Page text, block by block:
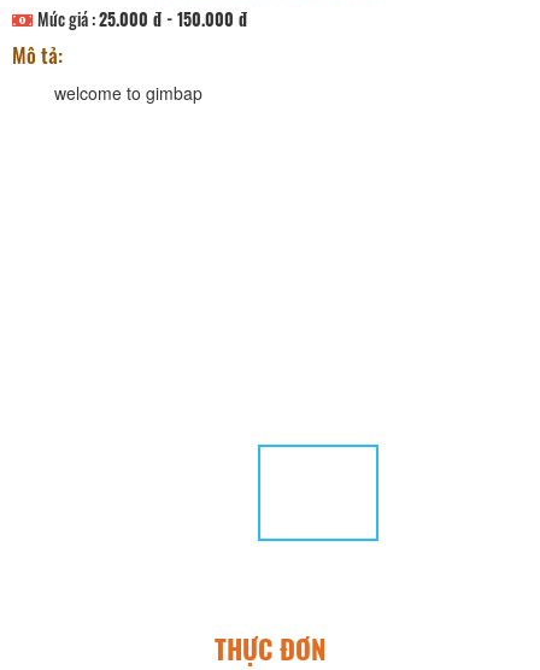
Mức giá :25.000 đ - 150.000 đ
Mô tả:
welcome to gimbap
THỰC ĐƠN